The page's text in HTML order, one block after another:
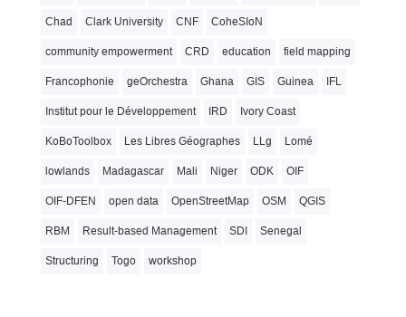
Chad Clark University CNF CoheSIoN
community empowerment CRD education field mapping
Francophonie geOrchestra Ghana GIS Guinea IFL
Institut pour le Développement IRD Ivory Coast
KoBoToolbox Les Libres Géographes LLg Lomé
lowlands Madagascar Mali Niger ODK OIF
OIF-DFEN open data OpenStreetMap OSM QGIS
RBM Result-based Management SDI Senegal
Structuring Togo workshop